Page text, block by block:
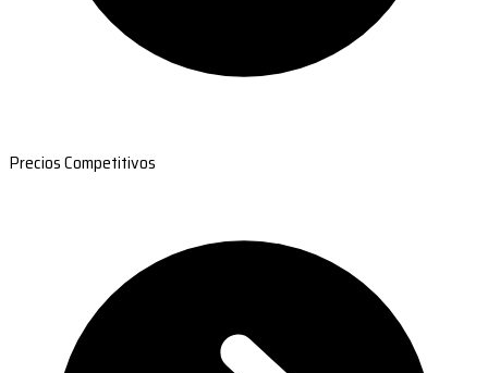
Precios Competitivos